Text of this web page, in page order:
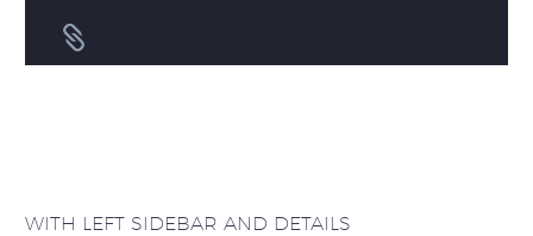


WITH LEFT SIDEBAR AND DETAILS